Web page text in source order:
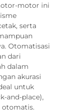
motor ini
serta
Otomatisasi
dari
dalam
akurasi
untuk
and-place),
otomatis.